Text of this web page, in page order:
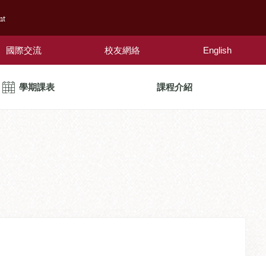
國際交流 校友網絡 English
學期課表 課程介紹